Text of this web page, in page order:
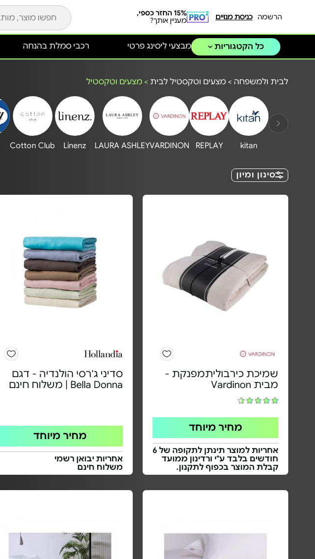
הרשמה כניסת מנויים
15% החזר כספי,
מעניין אותך?
כל הקטגוריות מבצעי ליסינג פרטי רכבי סמלת בהנחה
לבית ולמשפחה > מצעים וטקסטיל לבית > מצעים וטקסטיל
kitan
REPLAY
VARDINON
LAURA ASHLEY
Linenz
Cotton Club
סינון ומיון
שמיכת כירבוליתמפנקת -
מבית Vardinon
מחיר מיוחד
אחריות למוצר תינתן לתקופה של 6
חודשים בלבד ע"י ורדינון ממועד
קבלת המוצר בכפוף לתקנון.
סדיני ג'רסי הולנדיה - דגם
Bella Donna | משלוח חינם
מחיר מיוחד
אחריות יבואן רשמי
משלוח חינם